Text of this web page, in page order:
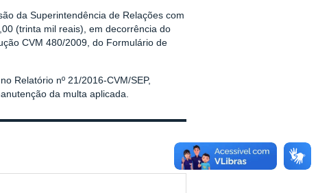
da Superintendência de Relações com
(trinta mil reais), em decorrência do
CVM 480/2009, do Formulário de
Relatório nº 21/2016-CVM/SEP,
da multa aplicada.